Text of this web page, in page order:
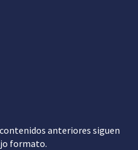
anteriores siguen
formato.